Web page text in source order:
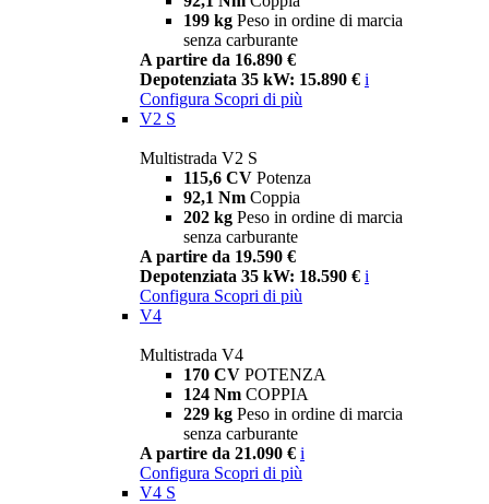
199 kg Peso in ordine di marcia
senza carburante
A partire da 16.890 €
Depotenziata 35 kW: 15.890 € i
Configura Scopri di più
V2 S
Multistrada V2 S
115,6 CV Potenza
92,1 Nm Coppia
202 kg Peso in ordine di marcia
senza carburante
A partire da 19.590 €
Depotenziata 35 kW: 18.590 € i
Configura Scopri di più
V4
Multistrada V4
170 CV POTENZA
124 Nm COPPIA
229 kg Peso in ordine di marcia
senza carburante
A partire da 21.090 € i
Configura Scopri di più
V4 S